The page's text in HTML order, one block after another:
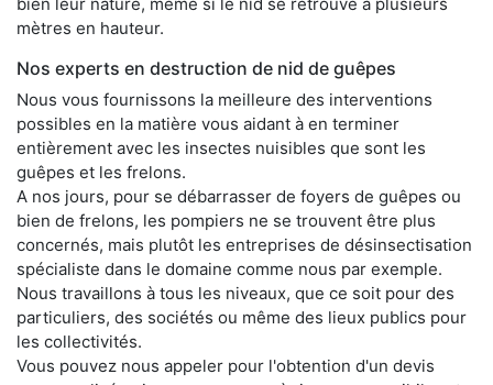
mètres en hauteur.
Nos experts en destruction de nid de guêpes
Nous vous fournissons la meilleure des interventions
possibles en la matière vous aidant à en terminer
entièrement avec les insectes nuisibles que sont les
guêpes et les frelons.
A nos jours, pour se débarrasser de foyers de guêpes ou
bien de frelons, les pompiers ne se trouvent être plus
concernés, mais plutôt les entreprises de désinsectisation
spécialiste dans le domaine comme nous par exemple.
Nous travaillons à tous les niveaux, que ce soit pour des
particuliers, des sociétés ou même des lieux publics pour
les collectivités.
Vous pouvez nous appeler pour l'obtention d'un devis